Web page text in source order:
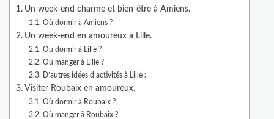
Un week-end charme et bien-être à Amiens.
Où dormir à Amiens ?
Un week-end en amoureux à Lille.
Où dormir à Lille ?
Où manger à Lille ?
D’autres idées d’activités à Lille :
Visiter Roubaix en amoureux.
Où dormir à Roubaix ?
Où manger à Roubaix ?